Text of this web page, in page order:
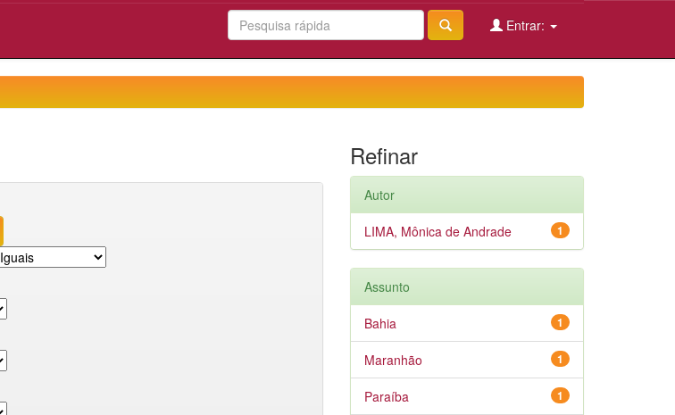
Entrar:
Refinar
Autor
1
LIMA, Mônica de Andrade
Assunto
1
Bahia
1
Maranhão
1
Paraíba